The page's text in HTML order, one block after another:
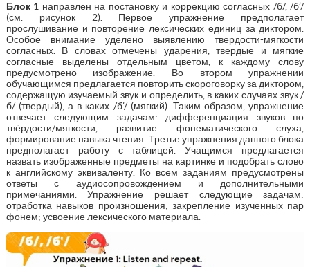
Блок 1 направлен на постановку и коррекцию согласных /б/, /б’/
(см. рисунок 2). Первое упражнение предполагает
прослушивание и повторение лексических единиц за диктором.
Особое внимание уделено выявлению твердости-мягкости
согласных. В словах отмечены ударения, твердые и мягкие
согласные выделены отдельным цветом, к каждому слову
предусмотрено изображение. Во втором упражнении
обучающимся предлагается повторить скороговорку за диктором,
содержащую изучаемый звук и определить, в каких случаях звук /
б/ (твердый), а в каких /б’/ (мягкий). Таким образом, упражнение
отвечает следующим задачам: дифференциация звуков по
твёрдости/мягкости, развитие фонематического слуха,
формирование навыка чтения. Третье упражнения данного блока
предполагает работу с таблицей. Учащимся предлагается
назвать изображенные предметы на картинке и подобрать слово
к английскому эквиваленту. Ко всем заданиям предусмотрены
ответы с аудиосопровождением и дополнительными
примечаниями. Упражнение решает следующие задачам:
отработка навыков произношения; закрепление изученных пар
фонем; усвоение лексического материала.